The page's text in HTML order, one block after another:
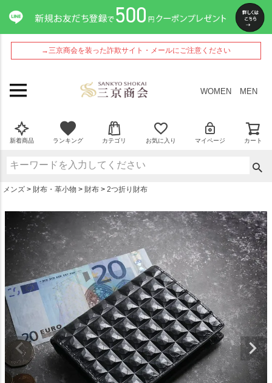
→三京商会を装った詐欺サイト・メールにご注意ください
WOMEN MEN
新着商品 ランキング カテゴリ お気に入り マイページ カート
メンズ 財布・革小物 財布 2つ折り財布
ペー
ジト
ップ
へ